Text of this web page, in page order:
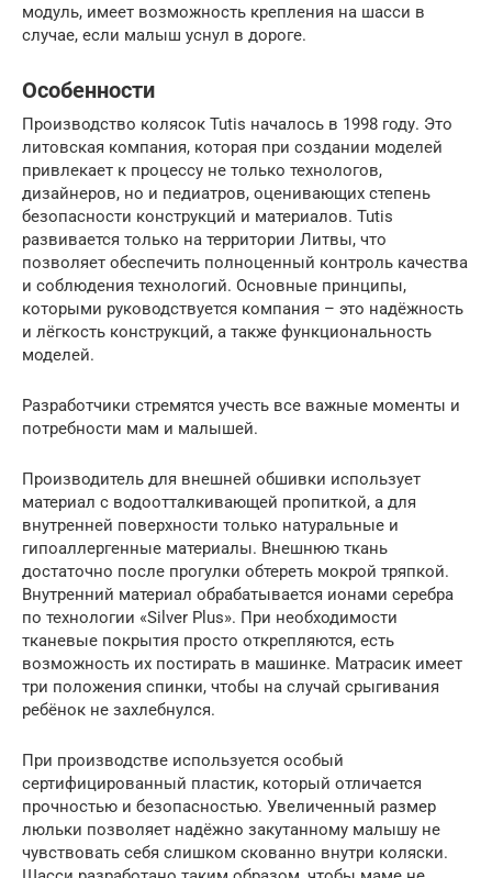
модуль, имеет возможность крепления на шасси в
случае, если малыш уснул в дороге.
Особенности
Производство колясок Tutis началось в 1998 году. Это
литовская компания, которая при создании моделей
привлекает к процессу не только технологов,
дизайнеров, но и педиатров, оценивающих степень
безопасности конструкций и материалов. Tutis
развивается только на территории Литвы, что
позволяет обеспечить полноценный контроль качества
и соблюдения технологий. Основные принципы,
которыми руководствуется компания – это надёжность
и лёгкость конструкций, а также функциональность
моделей.
Разработчики стремятся учесть все важные моменты и
потребности мам и малышей.
Производитель для внешней обшивки использует
материал с водоотталкивающей пропиткой, а для
внутренней поверхности только натуральные и
гипоаллергенные материалы. Внешнюю ткань
достаточно после прогулки обтереть мокрой тряпкой.
Внутренний материал обрабатывается ионами серебра
по технологии «Silver Plus». При необходимости
тканевые покрытия просто открепляются, есть
возможность их постирать в машинке. Матрасик имеет
три положения спинки, чтобы на случай срыгивания
ребёнок не захлебнулся.
При производстве используется особый
сертифицированный пластик, который отличается
прочностью и безопасностью. Увеличенный размер
люльки позволяет надёжно закутанному малышу не
чувствовать себя слишком скованно внутри коляски.